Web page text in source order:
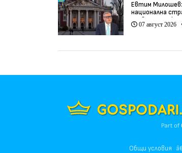
Евтим
национална
развитие на
07 август 2026
Part of
Общи условия